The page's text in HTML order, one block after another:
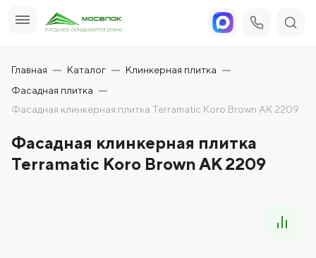
Главная Каталог
Клинкерная плитка
Фасадная плитка
Фасадная клинкерная плитка Terramatic Koro Brown AK 2209
Фасадная клинкерная плитка
Terramatic Koro Brown AK 2209